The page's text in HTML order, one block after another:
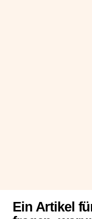
Ein Artikel